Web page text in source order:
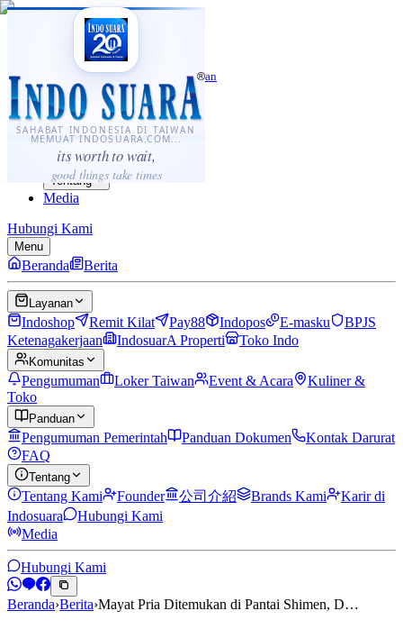
SAHABAT INDONESIA DI TAIWAN
MEMUAT INDOSUARA.COM...
its worth to wait,
good things take times
·...
⌘K
Sahabat Indonesia di Taiwan
Berita
Layanan
Komunitas
Panduan
Tentang
Media
Hubungi Kami
Menu
Beranda Berita
Layanan
Indoshop Remit Kilat Pay88 Indopos E-masku
BPJS
Ketenagakerjaan
IndosuarA Properti Toko Indo
Komunitas
Pengumuman Loker Taiwan Event & Acara
Kuliner &
Toko
Panduan
Pengumuman Pemerintah Panduan Dokumen
Kontak Darurat
FAQ
Tentang
Tentang Kami Founder 公司介紹 Brands Kami
Karir di
Indosuara
Hubungi Kami
Media
Hubungi Kami
Beranda›Berita›Mayat Pria Ditemukan di Pantai Shimen, D…